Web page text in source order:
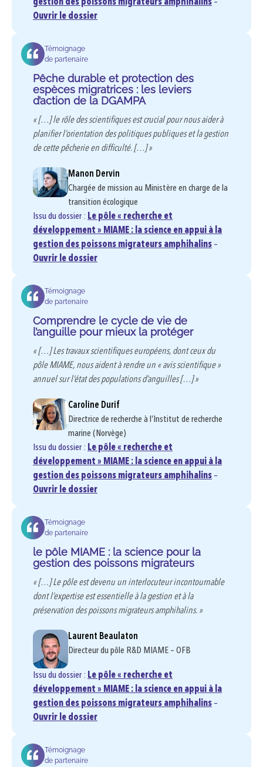
gestion des poissons migrateurs amphihalins –
Ouvrir le dossier
Témoignage
de partenaire
Pêche durable et protection des
espèces migratrices : les leviers
d’action de la DGAMPA
« […] le rôle des scientifiques est crucial pour nous aider à
planifier l’orientation des politiques publiques et la gestion
de cette pêcherie en difficulté. […] »
Manon Dervin
Chargée de mission au Ministère en charge de la
transition écologique
Issu du dossier : Le pôle « recherche et
développement » MIAME : la science en appui à la
gestion des poissons migrateurs amphihalins –
Ouvrir le dossier
Témoignage
de partenaire
Comprendre le cycle de vie de
l’anguille pour mieux la protéger
« […] Les travaux scientifiques européens, dont ceux du
pôle MIAME, nous aident à rendre un « avis scientifique »
annuel sur l’état des populations d’anguilles […] »
Caroline Durif
Directrice de recherche à l’Institut de recherche
marine (Norvège)
Issu du dossier : Le pôle « recherche et
développement » MIAME : la science en appui à la
gestion des poissons migrateurs amphihalins –
Ouvrir le dossier
Témoignage
de partenaire
le pôle MIAME : la science pour la
gestion des poissons migrateurs
« […] Le pôle est devenu un interlocuteur incontournable
dont l’expertise est essentielle à la gestion et à la
préservation des poissons migrateurs amphihalins. »
Laurent Beaulaton
Directeur du pôle R&D MIAME – OFB
Issu du dossier : Le pôle « recherche et
développement » MIAME : la science en appui à la
gestion des poissons migrateurs amphihalins –
Ouvrir le dossier
Témoignage
de partenaire